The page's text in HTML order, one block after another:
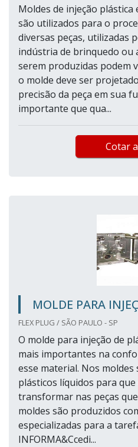
Moldes de injeção plástica
são utilizados para o
diversas peças, utilizadas
indústria de brinquedo ou
serem produzidas podem
o molde deve ser
precisão da peça em sua
importante que qua...
Cotar
MOLDE PARA
FLEX PLUG / SÃO PAULO - SP
O molde para injeção de
mais importantes na
esse material. Nos
plásticos líquidos para
transformar nas peças
moldes são produzidos
especializadas para a
INFORMA&Ccedi...